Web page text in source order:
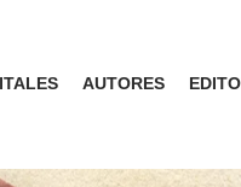
AUTORES